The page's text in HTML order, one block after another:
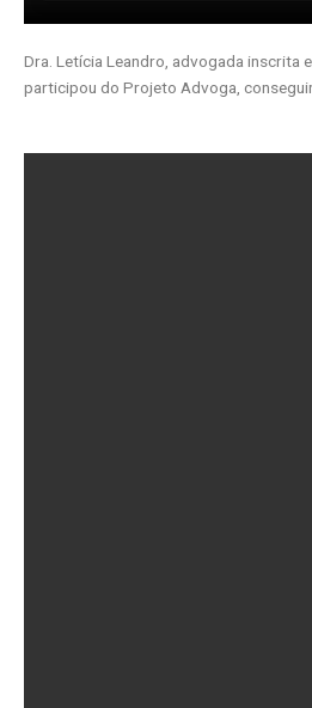
Dra. Letícia Leandro, advogada inscrita
participou do Projeto Advoga,